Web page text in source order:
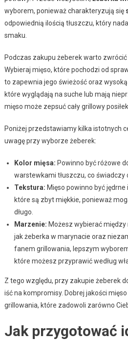
wyborem, ponieważ charakteryzują się
odpowiednią ilością tłuszczu, który
smaku.
Podczas zakupu żeberek warto
Wybieraj mięso, które pochodzi od
to zapewnia jego świeżość oraz
które wyglądają na suche lub mają
mięso może zepsuć cały grillowy posiłek.
Poniżej przedstawiamy kilka istotnych
uwagę przy wyborze żeberek:
Kolor mięsa: Powinno być różowe
warstewkami tłuszczu, co świadczy
Tekstura: Mięso powinno być
które są zbyt miękkie, ponieważ
długo.
Marzenie: Możesz wybierać
jak żeberka w marynacie oraz
fanem grillowania, lepszym
które możesz przyprawić według
Z tego względu, przy zakupie żeberek
iść na kompromisy. Dobrej jakości
grillowania, które zadowoli zarówno
Jak przygotować